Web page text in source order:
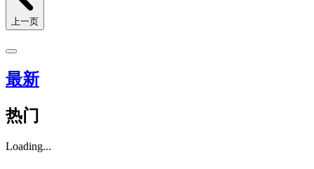
上一页
最新
热门
Loading...